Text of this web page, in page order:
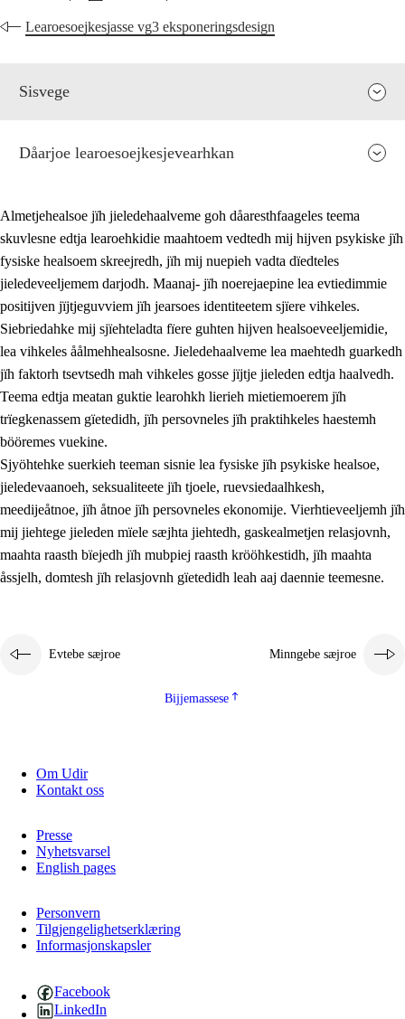
Learoesoejkesjasse vg3 eksponeringsdesign
Sisvege
2. Lïeremen, evtiedimmien jïh skearkagimmien prinsihph
2.1 Sosijaale lïereme jïh evtiedimmie
2.2 Maahtoe faagine
2.3 Vihkeles tjiehpiesvoeth
2.4 Lïeredh lïeredh
Dåaresthfaageles teemah
2.5.2 Demokratije jïh meatanårrojevoete
Monnehke evtiedimmie
Dåarjoe learoesoejkesjevearhkan
Almetjehealsoe jïh jieledehaalveme goh dåaresthfaageles teema
skuvlesne edtja learoehkidie maahtoem vedtedh mij hijven psykiske jïh
fysiske healsoem skreejredh, jïh mij nuepieh vadta dïedteles
jieledeveeljemem darjodh. Maanaj- jïh noerejaepine lea evtiedimmie
positijven jïjtjeguvviem jïh jearsoes identiteetem sjïere vihkeles.
Siebriedahke mij sjïehteladta fïere guhten hijven healsoeveeljemidie,
lea vihkeles åålmehhealsosne. Jieledehaalveme lea maehtedh guarkedh
jïh faktorh tsevtsedh mah vihkeles gosse jïjtje jieleden edtja haalvedh.
Teema edtja meatan guktie learohkh lierieh mietiemoerem jïh
trïegkenassem gïetedidh, jïh persovneles jïh praktihkeles haestemh
bööremes vuekine.
Sjyöhtehke suerkieh teeman sisnie lea fysiske jïh psykiske healsoe,
jieledevaanoeh, seksualiteete jïh tjoele, ruevsiedaalhkesh,
meedijeåtnoe, jïh åtnoe jïh persovneles ekonomije. Vierhtieveeljemh jïh
mij jiehtege jieleden mïele sæjhta jiehtedh, gaskealmetjen relasjovnh,
maahta raasth bïejedh jïh mubpiej raasth krööhkestidh, jïh maahta
åssjelh, domtesh jïh relasjovnh gïetedidh leah aaj daennie teemesne.
Evtebe sæjroe Minngebe sæjroe
Bijjemassese
Om Udir
Kontakt oss
Presse
Nyhetsvarsel
English pages
Personvern
Tilgjengelighetserklæring
Informasjonskapsler
Facebook
LinkedIn